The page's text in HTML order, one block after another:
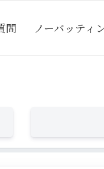
問 ノーバッティ